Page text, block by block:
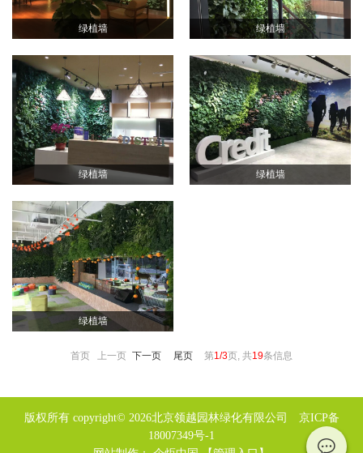
绿植墙 绿植墙
绿植墙 绿植墙
绿植墙
首页 上一页 下一页 尾页 第1/3页, 共19条信息
版权所有 copyright© 2026北京领越园林绿化有限公司 京ICP备
18007349号-1